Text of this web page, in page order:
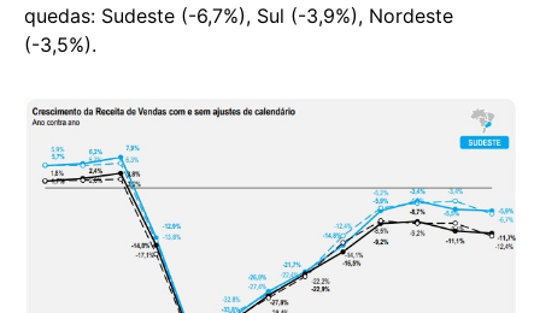
quedas: Sudeste (-6,7%), Sul (-3,9%), Nordeste
(-3,5%).